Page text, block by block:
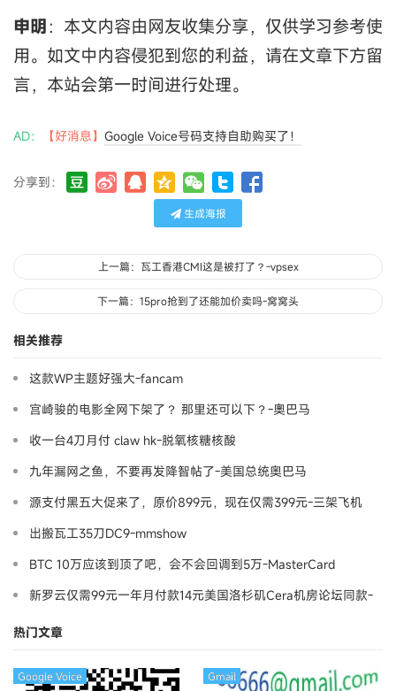
申明 ：本文内容由网友收集分享，仅供学习参考使
用。如文中内容侵犯到您的利益，请在文章下方留
言，本站会第一时间进行处理。
AD： 【好消息】 Google Voice号码支持自助购买了！
分享到：
生成海报
上一篇：瓦工香港CMI这是被打了？-vpsex
下一篇：15pro抢到了还能加价卖吗-窝窝头
相关推荐
这款WP主题好强大-fancam
宫崎骏的电影全网下架了？ 那里还可以下？-奧巴马
收一台4刀月付 claw hk-脱氧核糖核酸
九年漏网之鱼，不要再发降智帖了-美国总统奥巴马
源支付黑五大促来了，原价899元，现在仅需399元-三架飞机
出搬瓦工35刀DC9-mmshow
BTC 10万应该到顶了吧，会不会回调到5万-MasterCard
新罗云仅需99元一年月付款14元美国洛杉矶Cera机房论坛同款-
热门文章
Google Voice Gmail